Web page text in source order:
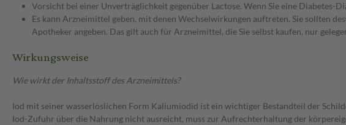
Vorsicht bei einer Unverträglichkeit gegenüber Lactose. Wenn Sie eine Diabetes-
Es kann Arzneimittel geben, mit denen Wechselwirkungen auftreten. Sie sollten
Apotheker angeben. Das gilt auch für Arzneimittel, die Sie selbst kaufen, nur
Wirkungsweise
Wie wirkt der Inhaltsstoff des Arzneimittels?
Iod mit seiner wasserlöslichen Form Kaliumiodid ist ein wichtiger Bestandteil der
Iod-Zufuhr über die Nahrung nicht ausreicht, muss zur Aufrechterhaltung der